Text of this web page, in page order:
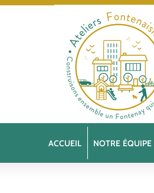
ACCUEIL NOTRE ÉQUIPE